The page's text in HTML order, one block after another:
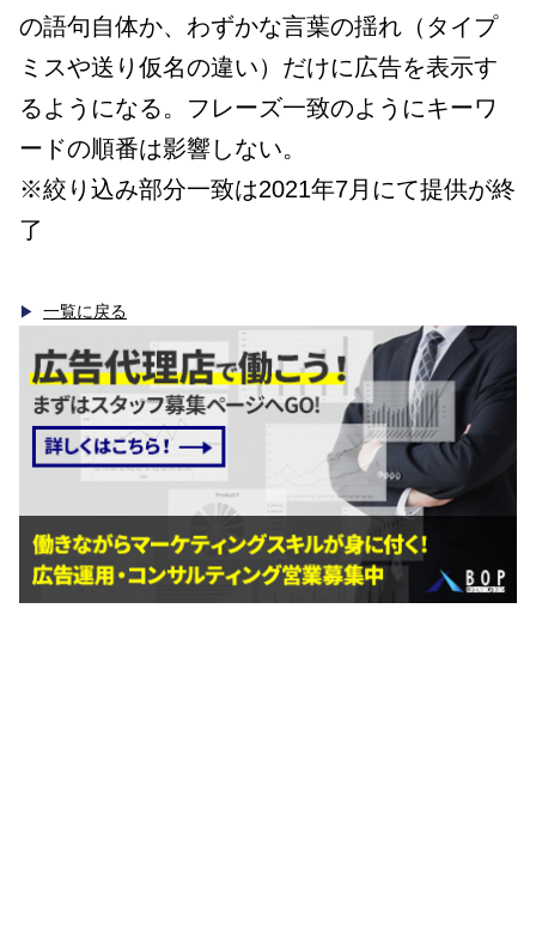
の語句自体か、わずかな言葉の揺れ（タイプ
ミスや送り仮名の違い）だけに広告を表示す
るようになる。フレーズ一致のようにキーワ
ードの順番は影響しない。
※絞り込み部分一致は2021年7月にて提供が終
了
一覧に戻る